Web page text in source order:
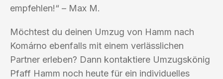
empfehlen!“ – Max M.
Möchtest du deinen Umzug von Hamm nach
Komárno ebenfalls mit einem verlässlichen
Partner erleben? Dann kontaktiere Umzugskönig
Pfaff Hamm noch heute für ein individuelles